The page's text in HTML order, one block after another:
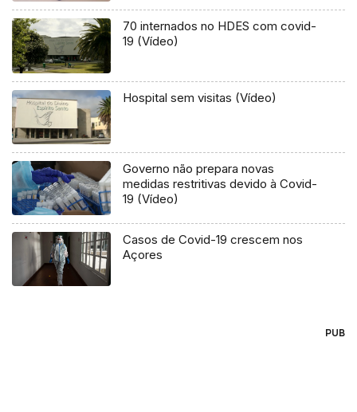
70 internados no HDES com covid-
19 (Vídeo)
Hospital sem visitas (Vídeo)
Governo não prepara novas
medidas restritivas devido à Covid-
19 (Vídeo)
Casos de Covid-19 crescem nos
Açores
PUB